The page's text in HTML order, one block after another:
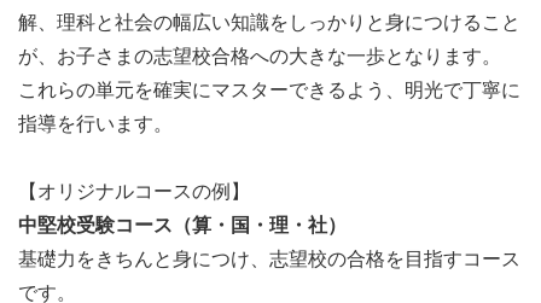
解、理科と社会の幅広い知識をしっかりと身につけること
が、お子さまの志望校合格への大きな一歩となります。
これらの単元を確実にマスターできるよう、明光で丁寧に
指導を行います。
【オリジナルコースの例】
中堅校受験コース（算・国・理・社）
基礎力をきちんと身につけ、志望校の合格を目指すコース
です。